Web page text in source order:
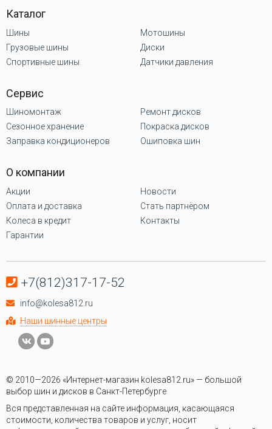
Каталог
Шины
Грузовые шины
Спортивные шины
Мотошины
Диски
Датчики давления
Сервис
Шиномонтаж
Сезонное хранение
Заправка кондиционеров
Ремонт дисков
Покраска дисков
Ошиповка шин
О компании
Акции
Оплата и доставка
Колеса в кредит
Гарантии
Новости
Стать партнёром
Контакты
+7(812)317-17-52
info@kolesa812.ru
Наши шинные центры
© 2010—2026 «Интернет-магазин kolesa812.ru» — большой
выбор шин и дисков в Санкт-Петербурге
Вся представленная на сайте информация, касающаяся
стоимости, количества товаров и услуг, носит